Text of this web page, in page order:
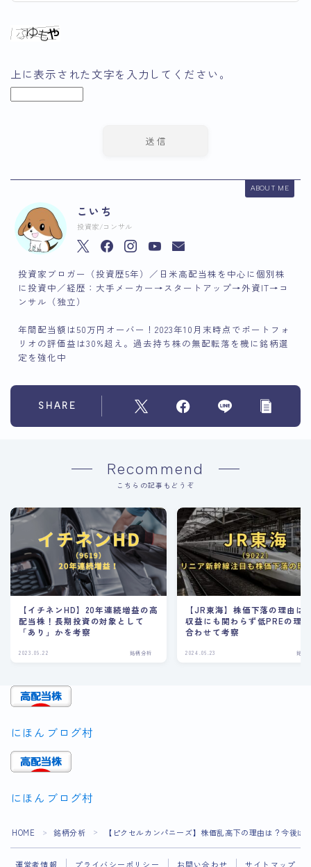
上に表示された文字を入力してください。
ABOUT ME
こいち
投資家/コンサル
投資家ブロガー（投資歴5年）／日米高配当株を中心に個別株
に投資中／経歴：大手メーカー→スタートアップ→外資IT→コ
ンサル（独立）
年間配当額は50万円オーバー！2023年10月末時点でポートフォ
リオの評価益は30%超え。過去持ち株の無配転落を機に銘柄選
定を強化中
SHARE
Recommend
こちらの記事もどうぞ
【イチネンHD】20年連続増益の高
配当株！長期投資の対象として
「あり」かを考察
2023.09.22 銘柄分析
【JR東海】株価下落の理由は
収益にも関わらず低PREの理
合わせて考察
2024.06.23 銘柄
にほんブログ村
にほんブログ村
HOME ＞ 銘柄分析 ＞ 【ピクセルカンパニーズ】株価乱高下の理由は？今後は
運営者情報 プライバシーポリシー お問い合わせ サイトマップ